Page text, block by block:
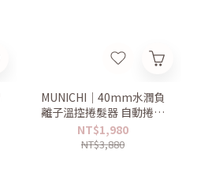
MUNICHI｜40mm水潤負
離子溫控捲髮器 自動捲髮
棒
NT$1,980
NT$3,880